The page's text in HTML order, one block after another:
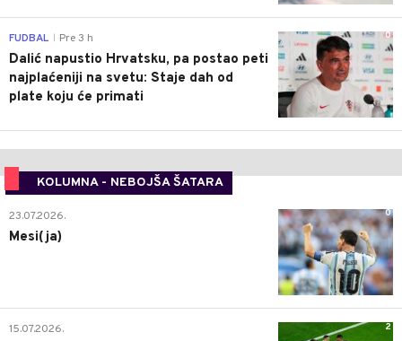
0
FUDBAL Pre 3 h
Dalić napustio Hrvatsku, pa postao peti
najplaćeniji na svetu: Staje dah od
plate koju će primati
KOLUMNA - NEBOJŠA ŠATARA
0
23.07.2026.
Mesi(ja)
2
15.07.2026.